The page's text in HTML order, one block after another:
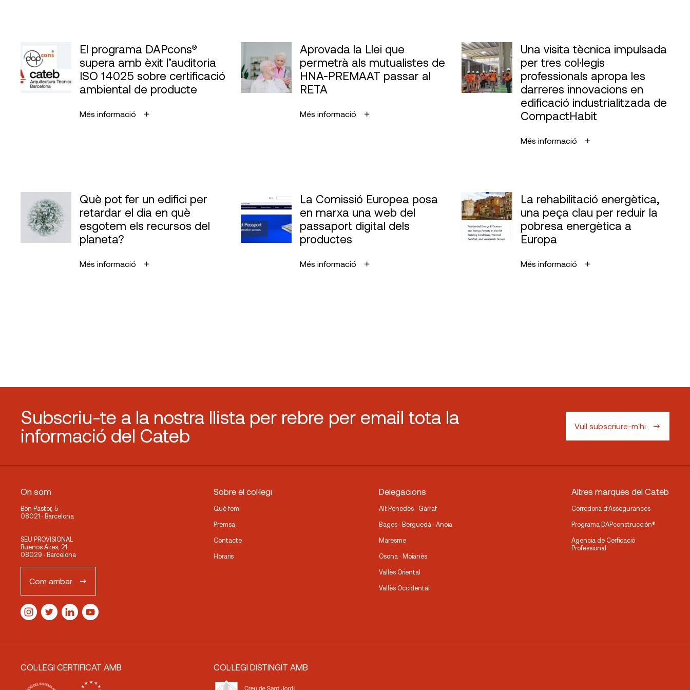
El programa DAPcons®
supera amb èxit l’auditoria
ISO 14025 sobre certificació
ambiental de producte
Més informació
Aprovada la Llei que
permetrà als mutualistes de
HNA-PREMAAT passar al
RETA
Més informació
Una visita tècnica impulsada
per tres col·legis
professionals apropa les
darreres innovacions en
edificació industrialitzada de
CompactHabit
Més informació
Què pot fer un edifici per
retardar el dia en què
esgotem els recursos del
planeta?
Més informació
La Comissió Europea posa
en marxa una web del
passaport digital dels
productes
Més informació
La rehabilitació energètica,
una peça clau per reduir la
pobresa energètica a
Europa
Més informació
Subscriu-te a la nostra llista per rebre per email tota la
informació del Cateb
Vull subscriure-m'hi
On som
Bon Pastor, 5
08021 · Barcelona
SEU PROVISIONAL
Buenos Aires, 21
08029 · Barcelona
Com arribar
Sobre el col·legi
Què fem
Premsa
Contacte
Horaris
Delegacions
Alt Penedès · Garraf
Bages · Berguedà · Anoia
Maresme
Osona · Moianès
Vallès Oriental
Vallès Occidental
Altres marques del Cateb
Corredoria d’Assegurances
Programa DAPconstrucción®
Agencia de Cerficació
Professional
COL·LEGI CERTIFICAT AMB COL·LEGI DISTINGIT AMB